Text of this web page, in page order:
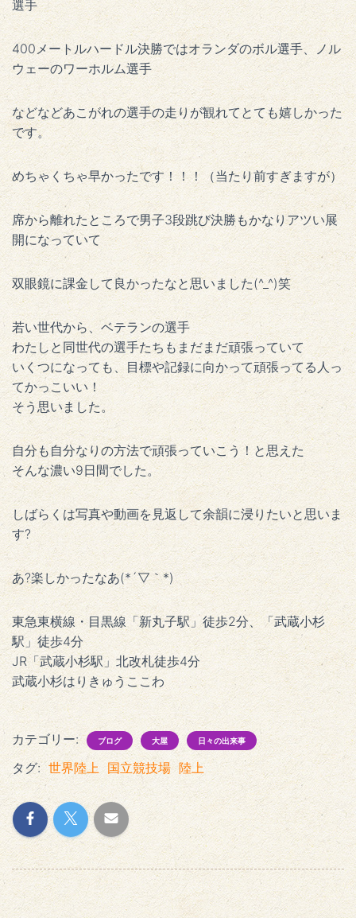
選手
400メートルハードル決勝ではオランダのボル選手、ノル
ウェーのワーホルム選手
などなどあこがれの選手の走りが観れてとても嬉しかった
です。
めちゃくちゃ早かったです！！！（当たり前すぎますが）
席から離れたところで男子3段跳び決勝もかなりアツい展
開になっていて
双眼鏡に課金して良かったなと思いました(^_^)笑
若い世代から、ベテランの選手
わたしと同世代の選手たちもまだまだ頑張っていて
いくつになっても、目標や記録に向かって頑張ってる人っ
てかっこいい！
そう思いました。
自分も自分なりの方法で頑張っていこう！と思えた
そんな濃い9日間でした。
しばらくは写真や動画を見返して余韻に浸りたいと思いま
す?
あ?楽しかったなあ(*´▽｀*)
東急東横線・目黒線「新丸子駅」徒歩2分、「武蔵小杉
駅」徒歩4分
JR「武蔵小杉駅」北改札徒歩4分
武蔵小杉はりきゅうここわ
カテゴリー: ブログ 大屋 日々の出来事
タグ: 世界陸上 国立競技場 陸上